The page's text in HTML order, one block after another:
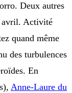
Deux autres
avril. Activité
quand même
des turbulences
En
Anne-Laure du